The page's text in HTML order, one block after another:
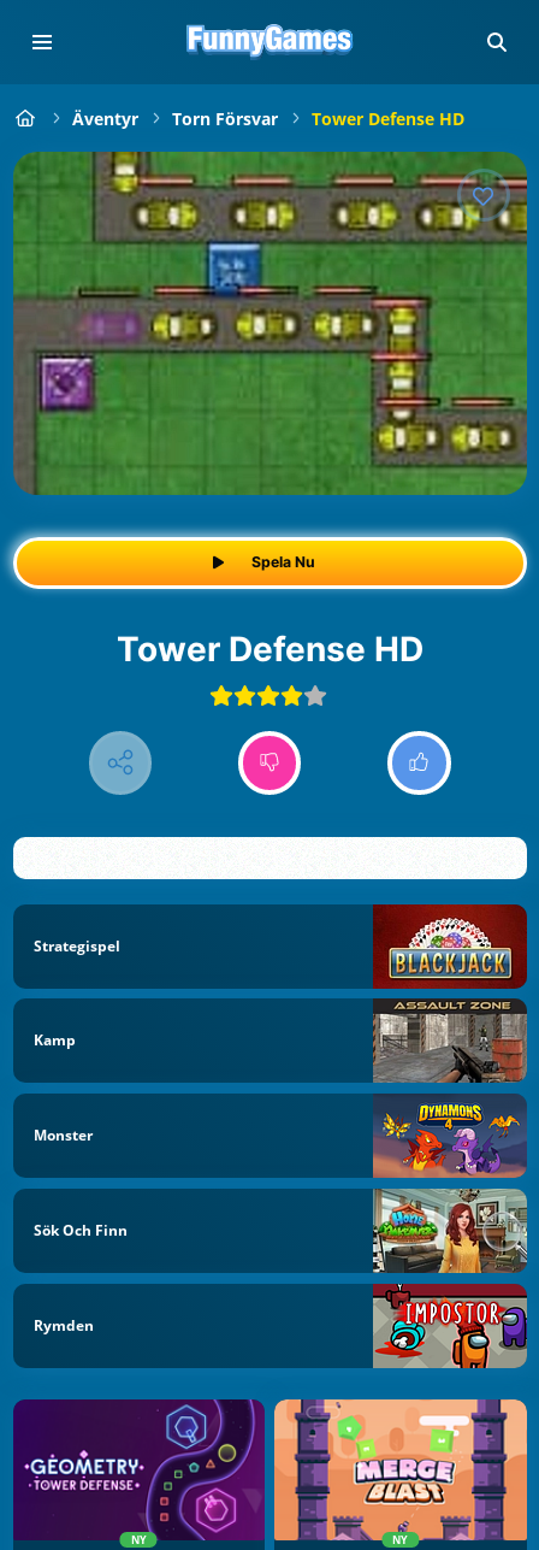
Äventyr Torn Försvar Tower Defense HD
Spela Nu
Tower Defense HD
Strategispel
Kamp
Monster
Sök Och Finn
Rymden
NY NY